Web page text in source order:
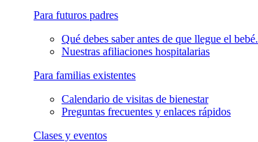
Para futuros padres
Qué debes saber antes de que llegue el bebé.
Nuestras afiliaciones hospitalarias
Para familias existentes
Calendario de visitas de bienestar
Preguntas frecuentes y enlaces rápidos
Clases y eventos